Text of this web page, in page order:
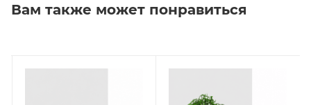
Вам также может понравиться